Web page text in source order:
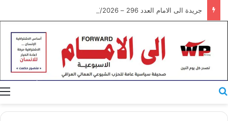
جريدة الى الامام العدد 296 – 28/07/2026